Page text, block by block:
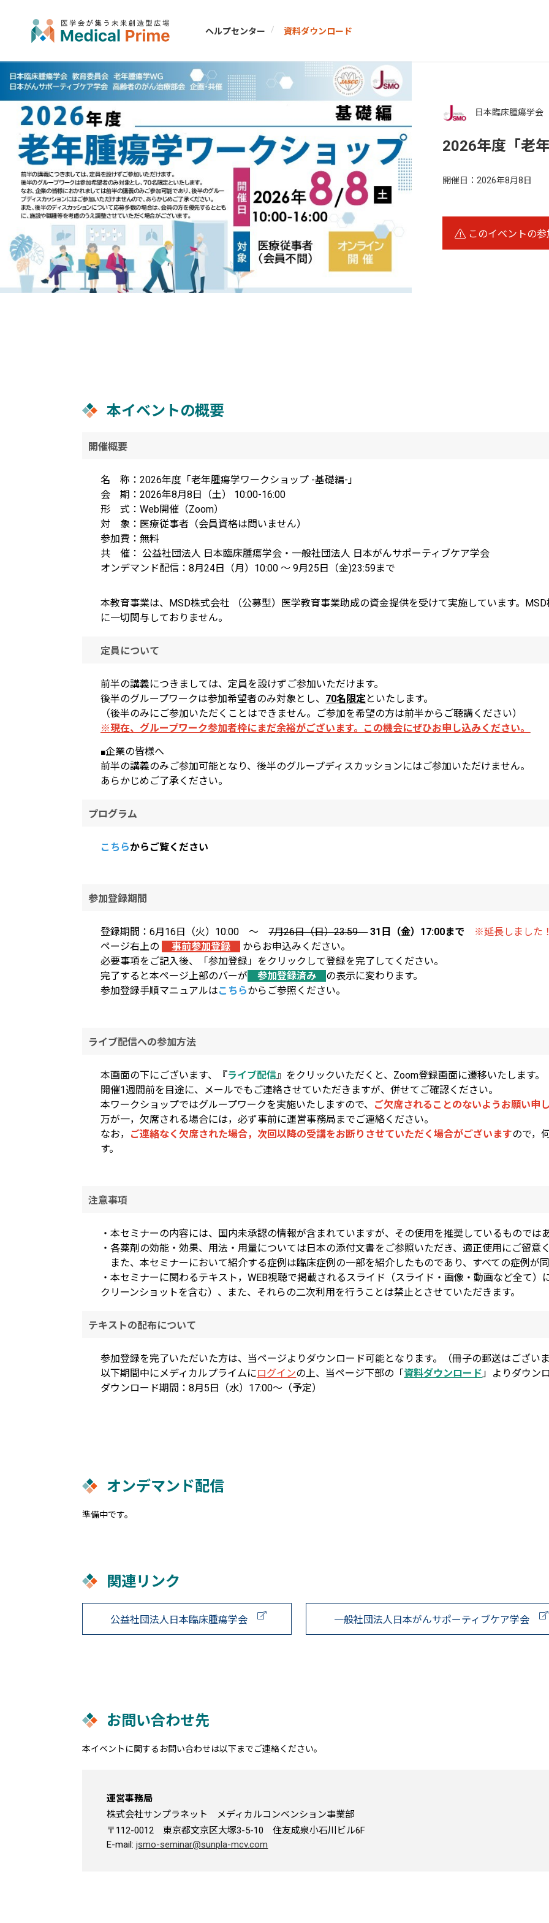
ヘルプセンター 資料ダウンロード
日本臨床腫瘍学会
2026年度「老
開催日： 2026年8月8日
このイベントの
本イベントの概要
開催概要
名 称：2026年度「老年腫瘍学ワークショップ -基礎編-」
会 期：2026年8月8日（土） 10:00-16:00
形 式：Web開催（Zoom）
対 象：医療従事者（会員資格は問いません）
参加費：無料
共 催： 公益社団法人 日本臨床腫瘍学会・一般社団法人 日本がんサポーティブケア学会
オンデマンド配信：8月24日（月）10:00 ～ 9月25日（金)23:59まで
本教育事業は、MSD株式会社 （公募型）医学教育事業助成の資金提供を受けて実施しています。
に一切関与しておりません。
定員について
前半の講義につきましては、定員を設けずご参加いただけます。
後半のグループワークは参加希望者のみ対象とし、 70名限定といたします。
（後半のみにご参加いただくことはできません。ご参加を希望の方は前半からご聴講ください）
※現在、グループワーク参加者枠にまだ余裕がございます。この機会にぜひお申し込みください。
■企業の皆様へ
前半の講義のみご参加可能となり、後半のグループディスカッションにはご参加いただけません。
あらかじめご了承ください。
プログラム
こちらからご覧ください
参加登録期間
登録期間：6月16日（火）10:00 ～7月26日（日）23:59 31日（金）17:00まで
※延長しました
ページ右上の
事前参加登録
からお申込みください。
必要事項をご記入後、「参加登録」をクリックして登録を完了してください。
完了すると本ページ上部のバーが
参加登録済み の表示に変わります。
参加登録手順マニュアルはこちらからご参照ください。
ライブ配信への参加方法
本画面の下にございます、『ライブ配信』をクリックいただくと、Zoom登録画面に遷移いたします。
開催1週間前を目途に、メールでもご連絡させていただきますが、併せてご確認ください。
本ワークショップではグループワークを実施いたしますので、 ご欠席されることのないようお願い申
万が一，欠席される場合には，必ず事前に運営事務局までご連絡ください。
なお， ご連絡なく欠席された場合，次回以降の受講をお断りさせていただく場合がございますので，
す。
注意事項
・本セミナーの内容には、国内未承認の情報が含まれていますが、その使用を推奨しているものでは
・各薬剤の効能・効果、用法・用量については日本の添付文書をご参照いただき、適正使用にご留意
また、本セミナーにおいて紹介する症例は臨床症例の一部を紹介したものであり、すべての症例が
・本セミナーに関わるテキスト，WEB視聴で掲載されるスライド（スライド・画像・動画など全て
クリーンショットを含む）、また、それらの二次利用を行うことは禁止とさせていただきます。
テキストの配布について
参加登録を完了いただいた方は、当ページよりダウンロード可能となります。（冊子の郵送はござい
以下期間中にメディカルプライムにログインの上、当ページ下部の「資料ダウンロード」よりダウン
ダウンロード期間：8月5日（水）17:00～（予定）
オンデマンド配信
準備中です。
関連リンク
公益社団法人日本臨床腫瘍学会 一般社団法人日本がんサポーティブケア学会
お問い合わせ先
本イベントに関するお問い合わせは以下までご連絡ください。
運営事務局
株式会社サンプラネット メディカルコンベンション事業部
〒112-0012 東京都文京区大塚3-5-10 住友成泉小石川ビル6F
E-mail:jsmo-seminar@sunpla-mcv.com